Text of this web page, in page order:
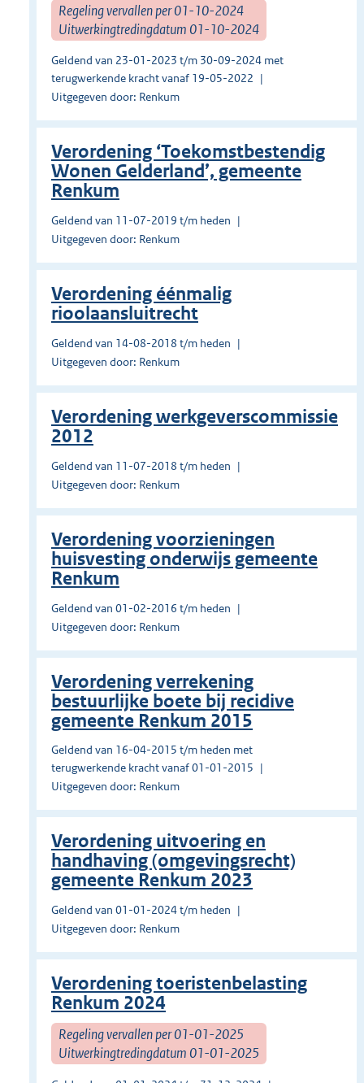
Regeling vervallen per 01-10-2024
Uitwerkingtredingdatum 01-10-2024
Geldend van 23-01-2023 t/m 30-09-2024 met
terugwerkende kracht vanaf 19-05-2022
Uitgegeven door: Renkum
Verordening ‘Toekomstbestendig
Wonen Gelderland’, gemeente
Renkum
Geldend van 11-07-2019 t/m heden
Uitgegeven door: Renkum
Verordening éénmalig
rioolaansluitrecht
Geldend van 14-08-2018 t/m heden
Uitgegeven door: Renkum
Verordening werkgeverscommissie
2012
Geldend van 11-07-2018 t/m heden
Uitgegeven door: Renkum
Verordening voorzieningen
huisvesting onderwijs gemeente
Renkum
Geldend van 01-02-2016 t/m heden
Uitgegeven door: Renkum
Verordening verrekening
bestuurlijke boete bij recidive
gemeente Renkum 2015
Geldend van 16-04-2015 t/m heden met
terugwerkende kracht vanaf 01-01-2015
Uitgegeven door: Renkum
Verordening uitvoering en
handhaving (omgevingsrecht)
gemeente Renkum 2023
Geldend van 01-01-2024 t/m heden
Uitgegeven door: Renkum
Verordening toeristenbelasting
Renkum 2024
Regeling vervallen per 01-01-2025
Uitwerkingtredingdatum 01-01-2025